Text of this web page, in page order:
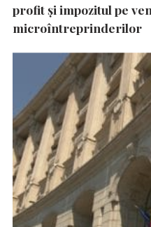
profit și impozitul pe
microîntreprinderilor